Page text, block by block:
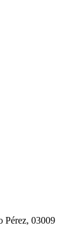
Pérez, 03009